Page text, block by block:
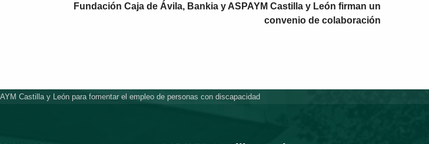
Fundación Caja de Ávila, Bankia y ASPAYM Castilla y León firman un
convenio de colaboración
Castilla y León para fomentar el empleo de personas con discapacidad